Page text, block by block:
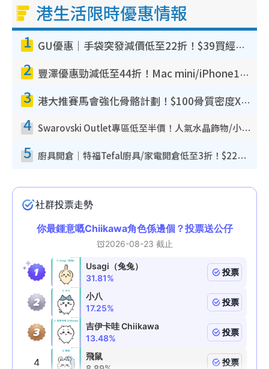
港生活限時優惠情報
1 GU優惠｜手袋突發減價低至22折！$39買經典波士頓包/餃子袋！飾物同步減價$29起！
2 豐澤優惠勁減低至44折！Mac mini/iPhone17Pro大減價！廚房家電$220起
3 港大推賽馬會強化骨骼計劃！$100骨質密度X光檢查 完成免費運動訓練送超市禮券！附參加資格
4 Swarovski Outlet專區低至半價！人氣水晶飾物/小擺設$138起！迪士尼款/水晶高跟鞋都有平
5 廚具開倉｜特福Tefal廚具/家電開倉低至3折！$220起買平底鍋/炒鑊/湯煲！電飯煲/吸塵機/燙斗$418起